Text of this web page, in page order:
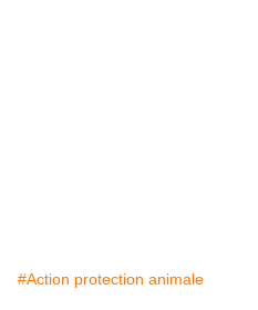
#Action protection animale